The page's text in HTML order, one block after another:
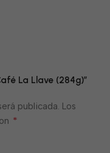
La Llave (284g)”
publicada. Los
*